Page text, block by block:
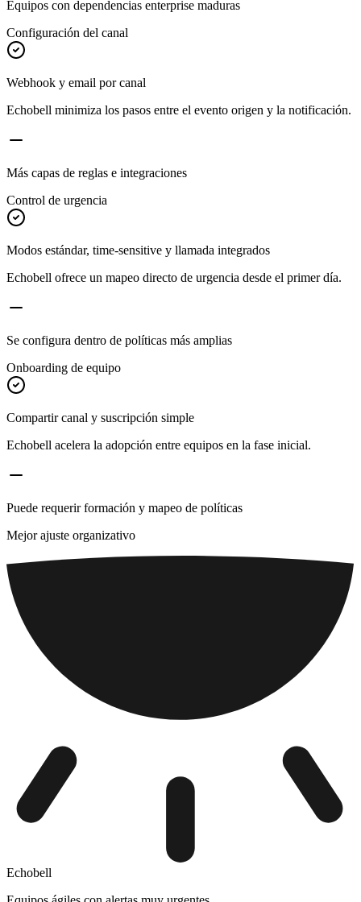
Equipos con dependencias enterprise maduras
Configuración del canal
Webhook y email por canal
Echobell minimiza los pasos entre el evento origen y la notificación.
Más capas de reglas e integraciones
Control de urgencia
Modos estándar, time-sensitive y llamada integrados
Echobell ofrece un mapeo directo de urgencia desde el primer día.
Se configura dentro de políticas más amplias
Onboarding de equipo
Compartir canal y suscripción simple
Echobell acelera la adopción entre equipos en la fase inicial.
Puede requerir formación y mapeo de políticas
Mejor ajuste organizativo
Echobell